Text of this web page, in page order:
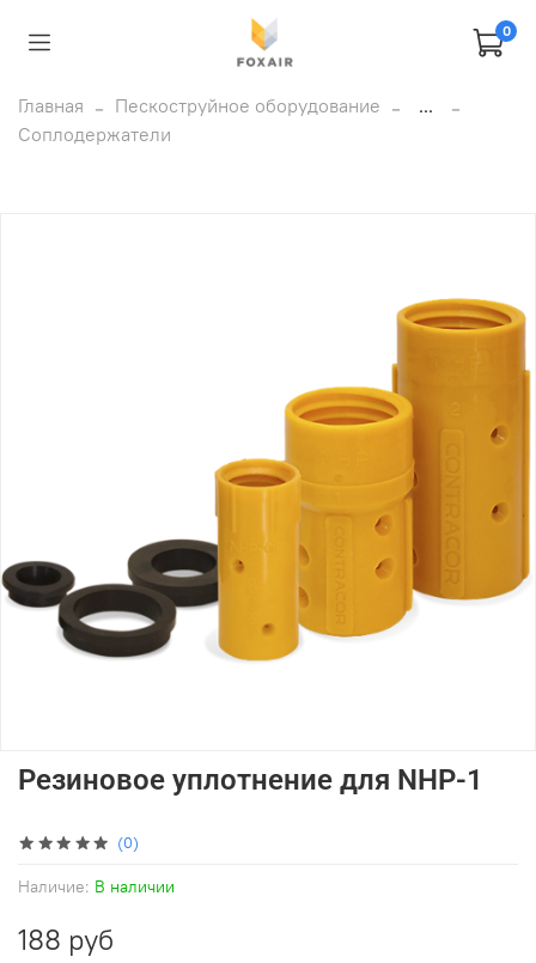
0
Главная Пескоструйное оборудование
...
Соплодержатели
(0)
Наличие: В наличии
Резиновое уплотнение для NHP-1
188 руб